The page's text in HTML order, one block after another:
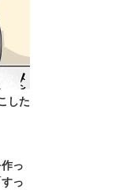
した
っ
っ